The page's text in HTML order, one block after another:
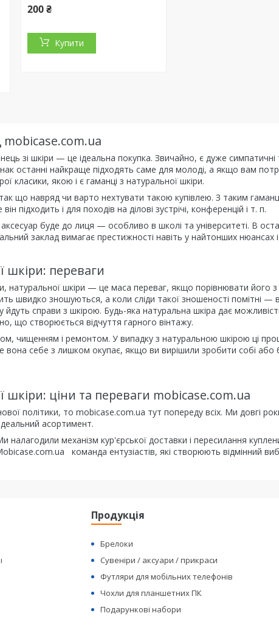
200 ₴
Купити
mobicase.com.ua
зі шкіри — це ідеальна покупка. Звичайно, є дуже симпатичні
останні найкраще підходять саме для молоді, а якщо вам
класики, якою і є гаманці з натуральної шкіри.
що навряд чи варто нехтувати такою купівлею. З таким
підходить і для походів на ділові зустрічі, конференцій і т. п.
буде до лиця — особливо в школі та університеті. В
заклад вимагає престижності навіть у найтонших нюансах
шкіри: переваги
натуральної шкіри — це маса переваг, якщо порівнювати його з
швидко зношуються, а коли сліди такої зношеності помітні
справи з шкірою. Будь-яка натуральна шкіра дає
що створюється відчуття гарного вінтажу.
чищенням і ремонтом. У випадку з натуральною шкірою ці
вона себе з лишком окупає, якщо ви вирішили зробити собі або
шкіри: ціни та переваги mobicase.com.ua
політики, то mobicase.com.ua тут попереду всіх. Ми довгі
асортимент.
механізм кур'єрської доставки і пересилання
команда ентузіастів, які створюють відмінний
Продукція
Брелоки
Сувеніри / аксуари / прикраси
Футляри для мобільних телефонів
Чохли для планшетних ПК
Подарункові набори